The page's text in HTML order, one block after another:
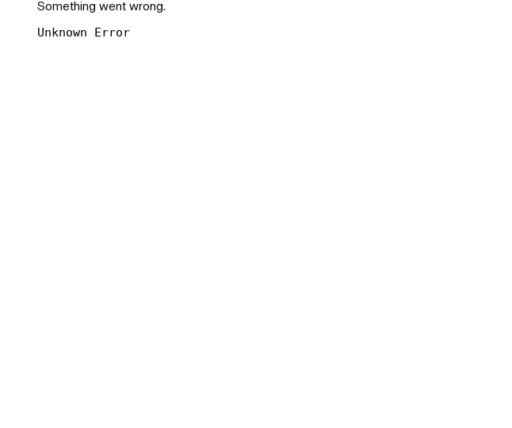
Something went wrong.
Unknown Error